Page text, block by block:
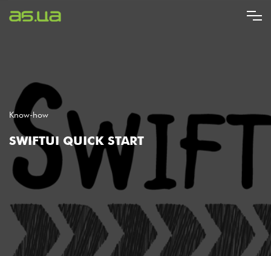
zum
Know-how
SWIFTUI QUICK START